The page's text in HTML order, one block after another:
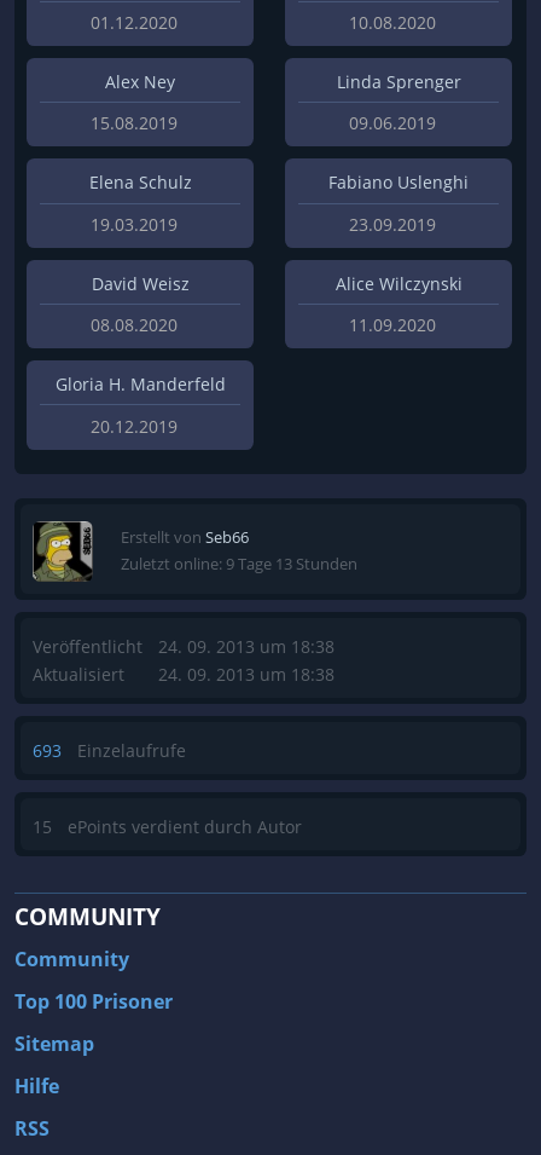
01.12.2020 10.08.2020
Alex Ney
15.08.2019
Linda Sprenger
09.06.2019
Elena Schulz
19.03.2019
Fabiano Uslenghi
23.09.2019
David Weisz
08.08.2020
Alice Wilczynski
11.09.2020
Gloria H. Manderfeld
20.12.2019
Erstellt von Seb66
Zuletzt online: 9 Tage 13 Stunden
Veröffentlicht
Aktualisiert
24. 09. 2013 um 18:38
24. 09. 2013 um 18:38
693 Einzelaufrufe
15 ePoints verdient durch Autor
COMMUNITY
Community
Top 100 Prisoner
Sitemap
Hilfe
RSS